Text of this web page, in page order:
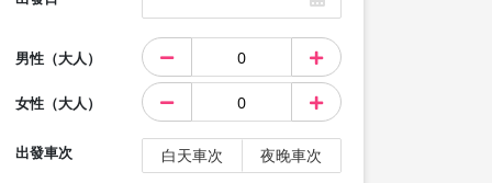
男性（大人）
女性（大人）
出發車次 白天車次 夜晚車次